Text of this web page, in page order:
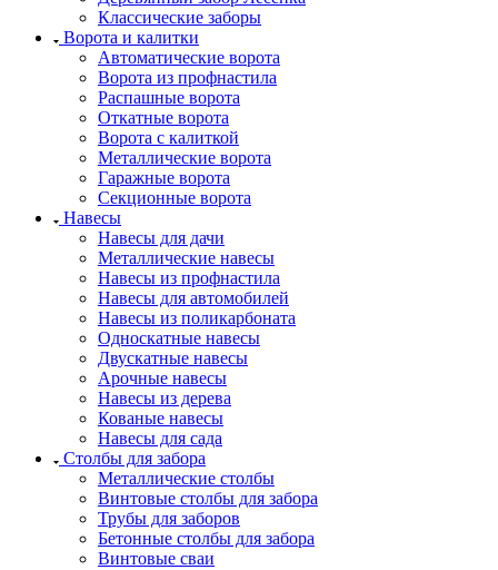
Классические заборы
Ворота и калитки
Автоматические ворота
Ворота из профнастила
Распашные ворота
Откатные ворота
Ворота с калиткой
Металлические ворота
Гаражные ворота
Секционные ворота
Навесы
Навесы для дачи
Металлические навесы
Навесы из профнастила
Навесы для автомобилей
Навесы из поликарбоната
Односкатные навесы
Двускатные навесы
Арочные навесы
Навесы из дерева
Кованые навесы
Навесы для сада
Столбы для забора
Металлические столбы
Винтовые столбы для забора
Трубы для заборов
Бетонные столбы для забора
Винтовые сваи